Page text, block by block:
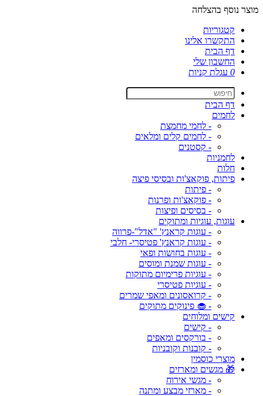
מוצר נוסף בהצלחה
קטגוריות
התקשרו אלינו
דף הבית
החשבון שלי
0 עגלת קניות
דף הבית
לחמים
- לחמי מחמצת
- לחמים קלים ומלאים
- קסטנים
לחמניות
חלות
פיתות, פוקאצ'ות ובסיסי פיצה
- פיתות
- פוקאצ'ות ופרנות
- בסיסים ופיצות
עוגות, עוגיות ומתוקים
- עוגות קראנץ' "אדל"-פרווה
- עוגות קראנץ' פטיסרי- חלבי
- עוגות בחושות ופאי
- עוגות שמנת ומוסים
- עוגיות פרימיום מתוקות
- עוגיות פטיסרי
- קרואסונים ומאפי שמרים
- 🧁 פינוקים מתוקים
קישים ומלוחים
- קישים
- בורקסים ומאפים
- קובנות וקובניות
מוצרי כוסמין
🎁 מגשים ומארזים
- מגשי אירוח
- מארזי מבצע ומתנה